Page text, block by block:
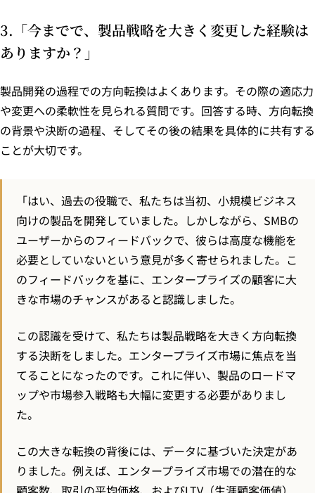
3.「今までで、製品戦略を大きく変更した経験は
ありますか？」
製品開発の過程での方向転換はよくあります。その際の適応力
や変更への柔軟性を見られる質問です。回答する時、方向転換
の背景や決断の過程、そしてその後の結果を具体的に共有する
ことが大切です。
「はい、過去の役職で、私たちは当初、小規模ビジネス
向けの製品を開発していました。しかしながら、SMBの
ユーザーからのフィードバックで、彼らは高度な機能を
必要としていないという意見が多く寄せられました。こ
のフィードバックを基に、エンタープライズの顧客に大
きな市場のチャンスがあると認識しました。
この認識を受けて、私たちは製品戦略を大きく方向転換
する決断をしました。エンタープライズ市場に焦点を当
てることになったのです。これに伴い、製品のロードマ
ップや市場参入戦略も大幅に変更する必要がありまし
た。
この大きな転換の背後には、データに基づいた決定があ
りました。例えば、エンタープライズ市場での潜在的な